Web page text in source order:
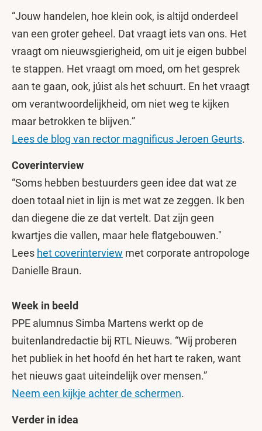
“Jouw handelen, hoe klein ook, is altijd onderdeel
van een groter geheel. Dat vraagt iets van ons. Het
vraagt om nieuwsgierigheid, om uit je eigen bubbel
te stappen. Het vraagt om moed, om het gesprek
aan te gaan, ook, júist als het schuurt. En het vraagt
om verantwoordelijkheid, om niet weg te kijken
maar betrokken te blijven.”
Lees de blog van rector magnificus Jeroen Geurts.
Coverinterview
“Soms hebben bestuurders geen idee dat wat ze
doen totaal niet in lijn is met wat ze zeggen. Ik ben
dan diegene die ze dat vertelt. Dat zijn geen
kwartjes die vallen, maar hele flatgebouwen."
Lees het coverinterview met corporate antropologe
Danielle Braun.
Week in beeld
PPE alumnus Simba Martens werkt op de
buitenlandredactie bij RTL Nieuws. “Wij proberen
het publiek in het hoofd én het hart te raken, want
het nieuws gaat uiteindelijk over mensen.”
Neem een kijkje achter de schermen.
Verder in idea